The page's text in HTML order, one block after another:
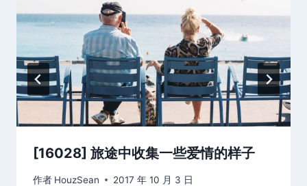
[16028] 旅途中收集一些爱情的样子
作者 HouzSean 2017 年 10 月 3 日